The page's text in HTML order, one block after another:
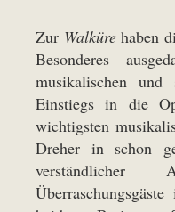
Zur Walkürehaben
Besonderes
musikalischen und
Einstiegs in die
wichtigsten
Dreher in schon